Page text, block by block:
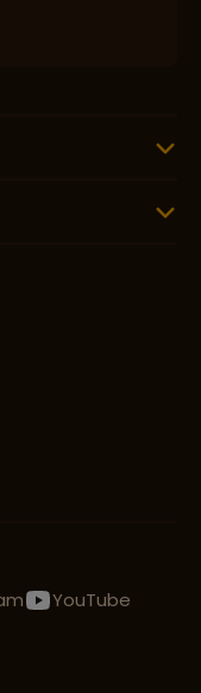
YouTube